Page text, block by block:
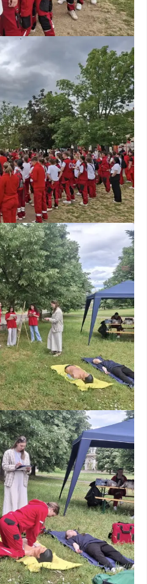
ЗА БАРАЊЕ
ЗА БАРАЊА
ДЕЈНОСТ
ПОМОШ
ЗА БОЛЕСТИ
НА ВОЛОНТЕРИ
НАС
МАТЕРИЈАЛИ